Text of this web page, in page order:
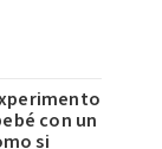
con un
si